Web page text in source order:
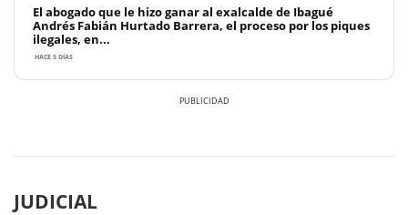
El abogado que le hizo ganar al exalcalde de Ibagué
Andrés Fabián Hurtado Barrera, el proceso por los piques
ilegales, en...
HACE 5 DÍAS
JUDICIAL